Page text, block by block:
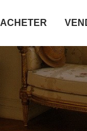
ACHETER